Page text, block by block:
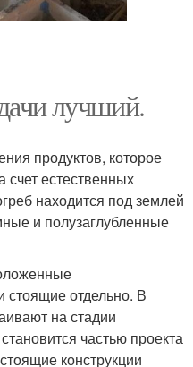
лучший.
продуктов, которое
счет естественных
находится под землей
и полузаглубленные
стоящие отдельно. В
на стадии
частью проекта
конструкции